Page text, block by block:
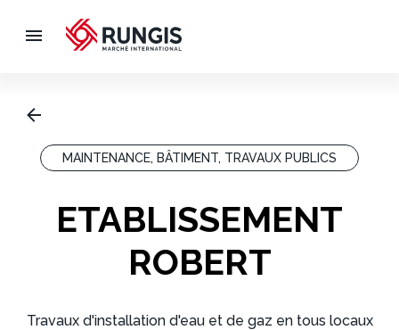
MAINTENANCE, BÂTIMENT, TRAVAUX PUBLICS
ETABLISSEMENT
ROBERT
Travaux d'installation d'eau et de gaz en tous locaux